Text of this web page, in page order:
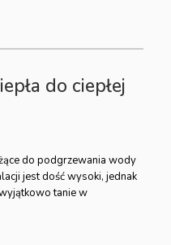
do ciepłej
do podgrzewania wody
jest dość wysoki, jednak
tanie w